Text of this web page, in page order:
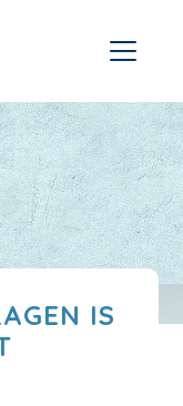
IS